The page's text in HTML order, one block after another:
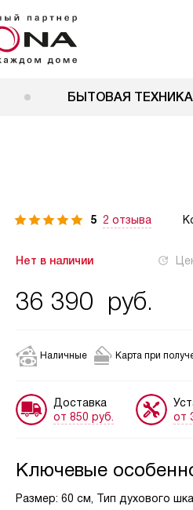
БЫТОВАЯ
5 2 отзыва
Нет в наличии
36 390 руб.
Наличные Карта при
Доставка
от 850 руб.
от
Ключевые
Размер: 60 см, Тип духового